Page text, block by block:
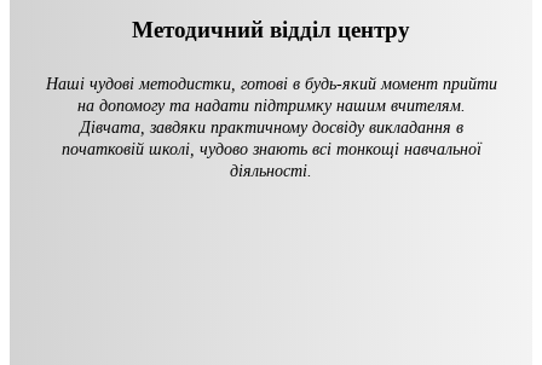
Методичний відділ центру
Наші чудові методистки, готові в будь-який момент прийти
на допомогу та надати підтримку нашим вчителям.
Дівчата, завдяки практичному досвіду викладання в
початковій школі, чудово знають всі тонкощі навчальної
діяльності.